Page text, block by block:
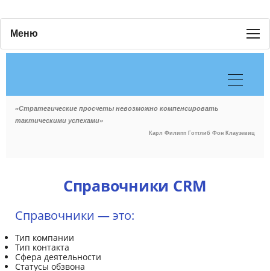
Меню
«Стратегические просчеты невозможно компенсировать
тактическими успехами»
Карл Филипп Готтлиб Фон Клаузевиц
Справочники CRM
Справочники — это:
Тип компании
Тип контакта
Сфера деятельности
Статусы обзвона